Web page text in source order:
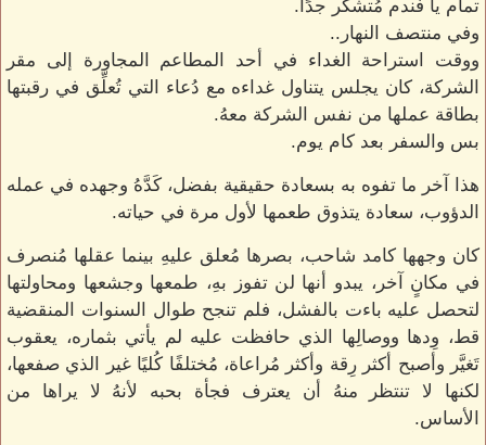
تمام يا فندم مُتشكر جدًا.
وفي منتصف النهار..
ووقت استراحة الغداء في أحد المطاعم المجاورة إلى مقر
الشركة، كان يجلس يتناول غداءه مع دُعاء التي تُعلِّق في رقبتها
بطاقة عملها من نفس الشركة معهُ.
بس والسفر بعد كام يوم.
هذا آخر ما تفوه به بسعادة حقيقية بفضل، كَدَّهُ وجهده في عمله
الدؤوب، سعادة يتذوق طعمها لأول مرة في حياته.
كان وجهها كامد شاحب، بصرها مُعلق عليهِ بينما عقلها مُنصرف
في مكانٍ آخر، يبدو أنها لن تفوز بهِ، طمعها وجشعها ومحاولتها
لتحصل عليه باءت بالفشل، فلم تنجح طوال السنوات المنقضية
قط، وِدها ووصالِها الذي حافظت عليه لم يأتي بثماره، يعقوب
تَغيَّر وأصبح أكثر رِقة وأكثر مُراعاة، مُختلفًا كُليًا غير الذي صفعها،
لكنها لا تنتظر منهُ أن يعترف فجأة بحبه لأنهُ لا يراها من
الأساس.